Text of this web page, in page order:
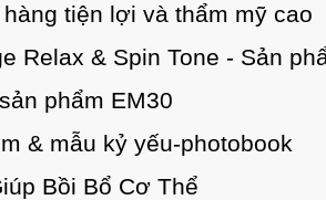
tiện lợi và thẩm mỹ cao
Relax & Spin Tone - Sản
phẩm EM30
& mẫu kỷ yếu-photobook
Bồi Bổ Cơ Thể